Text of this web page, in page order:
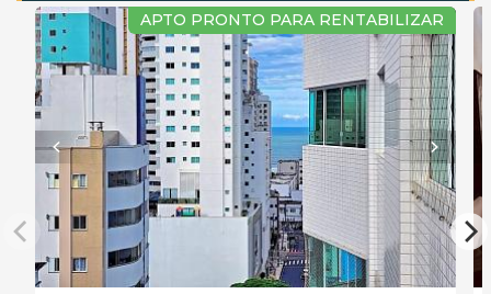
APTO PRONTO PARA RENTABILIZAR